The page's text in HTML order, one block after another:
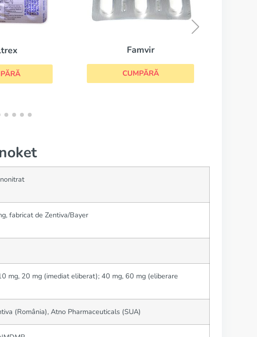
Rebetol
fabricat de Zentiva/Bayer
mg, 20 mg (imediat eliberat); 40 mg, 60 mg (eliberare
(România), Atno Pharmaceuticals (SUA)